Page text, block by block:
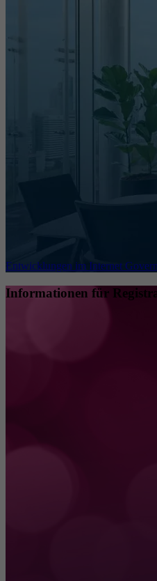
Entwicklungen im Internet
Informationen für